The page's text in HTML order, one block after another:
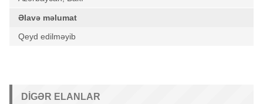
Əlavə məlumat
Qeyd edilməyib
DIGƏR ELANLAR